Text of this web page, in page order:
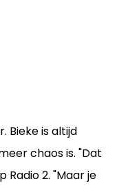
Bieke is altijd
chaos is. "Dat
Radio 2. "Maar je